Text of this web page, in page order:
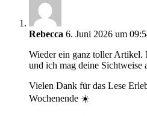
Rebecca 6. Juni 2026 um
Wieder ein ganz toller Artikel.
und ich mag deine Sichtweise
Vielen Dank für das Lese
Wochenende ☀️